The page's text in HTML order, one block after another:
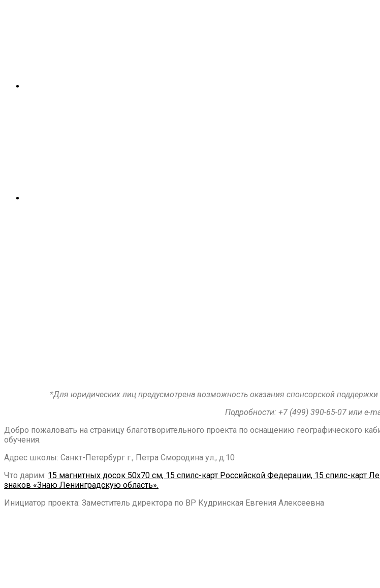
*Для юридических лиц предусмотрена возможность оказания спонсорской
Подробности: +7 (499) 390-65-07 или e-
Добро пожаловать на страницу благотворительного проекта по оснащению географического
обучения.
Адрес школы: Санкт-Петербург г., Петра Смородина ул., д.10
Что дарим: 15 магнитных досок 50х70 см, 15 спилс-карт Российской Федерации, 15 спилс-карт
знаков «Знаю Ленинградскую область».
Инициатор проекта: Заместитель директора по ВР Кудринская Евгения Алексеевна